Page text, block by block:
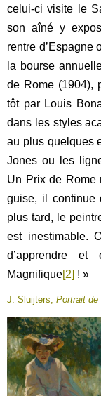
celui-ci visite le
son aîné y
rentre d’Espagne
la bourse
de Rome (1904),
tôt par Louis
dans les styles
au plus quelques
Jones ou les
Un Prix de Rome
guise, il continue
plus tard, le
est inestimable.
d’apprendre
Magnifique[2] ! »
J. Sluijters,Portrait de